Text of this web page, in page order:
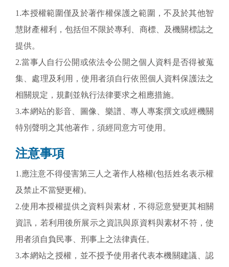
1.本授權範圍僅及於著作權保護之範圍，不及於其他智
慧財產權利，包括但不限於專利、商標、及機關標誌之
提供。
2.當事人自行公開或依法令公開之個人資料是否得被蒐
集、處理及利用，使用者須自行依照個人資料保護法之
相關規定，規劃並執行法律要求之相應措施。
3.本網站的影音、圖像、樂譜、專人專案撰文或經機關
特別聲明之其他著作，須經同意方可使用。
注意事項
1.應注意不得侵害第三人之著作人格權(包括姓名表示權
及禁止不當變更權)。
2.使用本授權提供之資料與素材，不得惡意變更其相關
資訊，若利用後所展示之資訊與原資料與素材不符，使
用者須自負民事、刑事上之法律責任。
3.本網站之授權，並不授予使用者代表本機關建議、認